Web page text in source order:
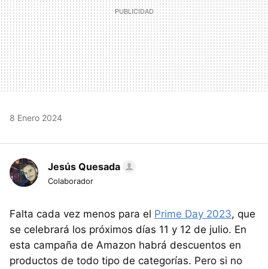
8 Enero 2024
Jesús Quesada
Colaborador
Falta cada vez menos para el Prime Day 2023, que
se celebrará los próximos días 11 y 12 de julio. En
esta campaña de Amazon habrá descuentos en
productos de todo tipo de categorías. Pero si no